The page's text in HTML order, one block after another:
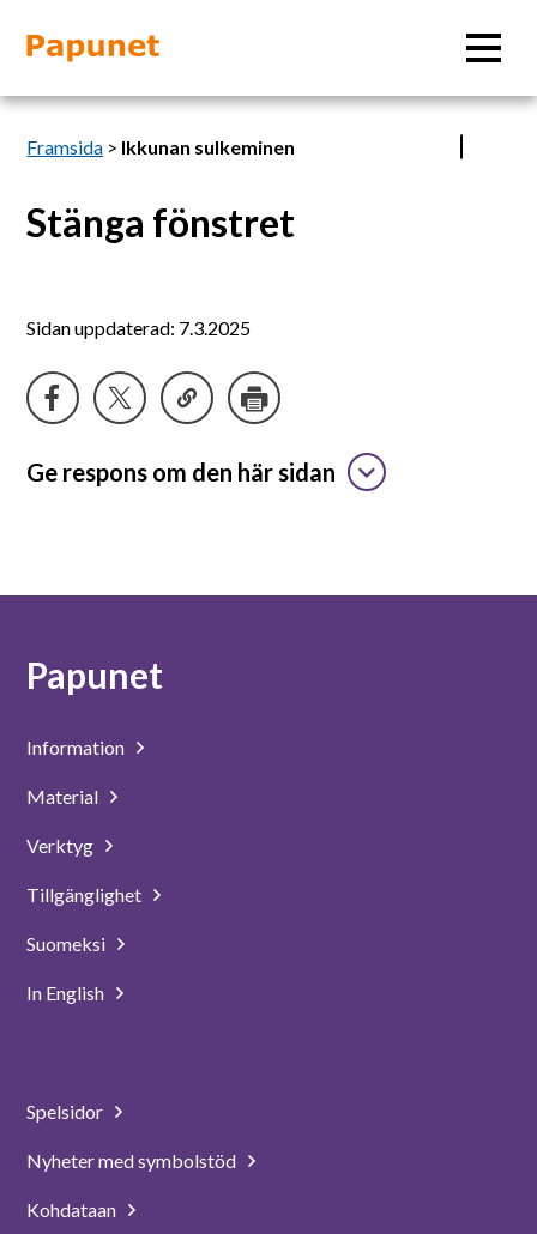
Information
Material
Bildverktyg
Tillgänglighet
Framsida > Ikkunan sulkeminen
Stänga fönstret
Sidan uppdaterad: 7.3.2025
Ge respons om den här sidan
Papunet
Information
Material
Verktyg
Tillgänglighet
Suomeksi
In English
Spelsidor
Nyheter med symbolstöd
Kohdataan